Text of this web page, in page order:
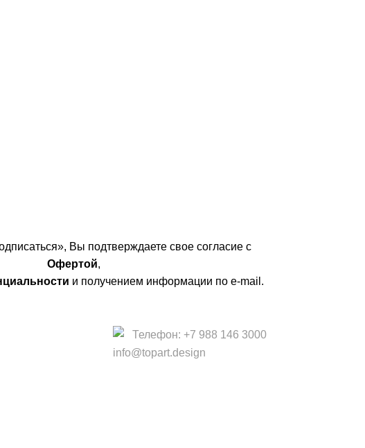
Вы подтверждаете свое согласие с
Офертой,
и получением информации по e-mail.
Телефон: +7 988 146 3000
info@topart.design